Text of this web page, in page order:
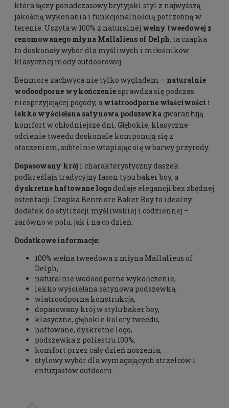
która łączy ponadczasowy brytyjski styl z najwyższą
jakością wykonania i funkcjonalnością potrzebną w
terenie. Uszyta w 100% z naturalnej wełny tweedowej z
renomowanego młyna Mallalieus of Delph, ta czapka
to doskonały wybór dla myśliwych i miłośników
klasycznej mody outdoorowej.
Benmore zachwyca nie tylko wyglądem – naturalnie
wodoodporne wykończeniesprawdza się podczas
niesprzyjającej pogody, a wiatroodporne właściwości i
lekko wyściełana satynowa podszewkagwarantują
komfort w chłodniejsze dni. Głębokie, klasyczne
odcienie tweedu doskonale komponują się z
otoczeniem, subtelnie wtapiając się w barwy przyrody.
Dopasowany krój i charakterystyczny daszek
podkreślają tradycyjny fason typu baker boy, a
dyskretne haftowane logododaje elegancji bez zbędnej
ostentacji. Czapka Benmore Baker Boy to idealny
dodatek do stylizacji myśliwskiej i codziennej –
zarówno w polu, jak i na co dzień.
Dodatkowe informacje:
100% wełna tweedowa z młyna Mallalieus of
Delph,
naturalnie wodoodporne wykończenie,
lekko wyściełana satynowa podszewka,
wiatroodporna konstrukcja,
dopasowany krój w stylu baker boy,
klasyczne, głębokie kolory tweedu,
haftowane, dyskretne logo,
podszewka z poliestru 100%,
komfort przez cały dzień noszenia,
stylowy wybór dla wymagających strzelców i
entuzjastów outdooru.